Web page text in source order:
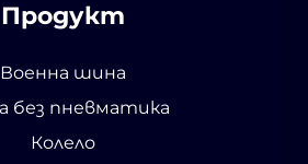
Продукт
Военна шина
без пневматика
Колело